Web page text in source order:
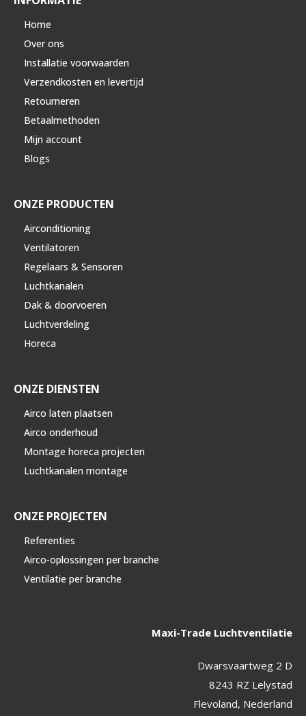
Home
Over ons
Installatie voorwaarden
Verzendkosten en levertijd
Retourneren
Betaalmethoden
Mijn account
Blogs
ONZE PRODUCTEN
Airconditioning
Ventilatoren
Regelaars & Sensoren
Luchtkanalen
Dak & doorvoeren
Luchtverdeling
Horeca
ONZE DIENSTEN
Airco laten plaatsen
Airco onderhoud
Montage horeca projecten
Luchtkanalen montage
ONZE PROJECTEN
Referenties
Airco-oplossingen per branche
Ventilatie per branche
Maxi-Trade Luchtventilatie
Dwarsvaartweg 2 D
8243 RZ Lelystad
Flevoland, Nederland